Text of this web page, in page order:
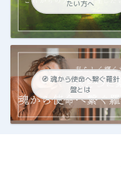
たい方へ
🧭 魂から使命へ繋ぐ羅針
盤とは